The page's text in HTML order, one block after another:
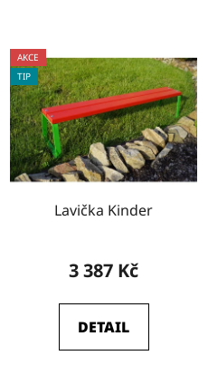
AKCE
TIP
Lavička Kinder
3 387 Kč
DETAIL